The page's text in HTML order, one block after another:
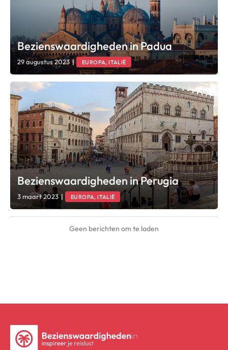
Bezienswaardigheden in Padua
29 augustus 2023 | EUROPA, ITALIË
Bezienswaardigheden in Perugia
3 maart 2023 | EUROPA, ITALIË
Geen berichten om te laden